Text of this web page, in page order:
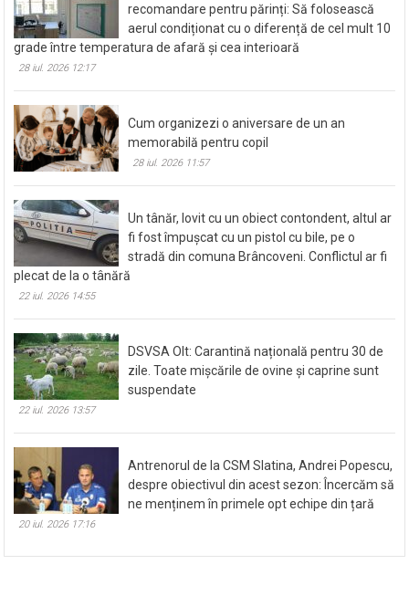
recomandare pentru părinți: Să folosească
aerul condiționat cu o diferență de cel mult 10
grade între temperatura de afară și cea interioară
28 iul. 2026 12:17
Cum organizezi o aniversare de un an
memorabilă pentru copil
28 iul. 2026 11:57
Un tânăr, lovit cu un obiect contondent, altul ar
fi fost împușcat cu un pistol cu bile, pe o
stradă din comuna Brâncoveni. Conflictul ar fi
plecat de la o tânără
22 iul. 2026 14:55
DSVSA Olt: Carantină națională pentru 30 de
zile. Toate mișcările de ovine și caprine sunt
suspendate
22 iul. 2026 13:57
Antrenorul de la CSM Slatina, Andrei Popescu,
despre obiectivul din acest sezon: Încercăm să
ne menținem în primele opt echipe din țară
20 iul. 2026 17:16